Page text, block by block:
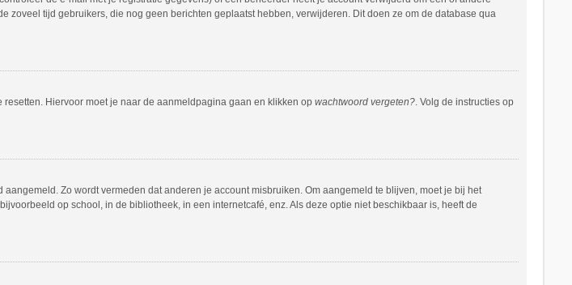
tijd gebruikers, die nog geen berichten geplaatst hebben, verwijderen. Dit doen ze om de database qua
Hiervoor moet je naar de aanmeldpagina gaan en klikken op wachtwoord vergeten?. Volg de instructies op
Zo wordt vermeden dat anderen je account misbruiken. Om aangemeld te blijven, moet je bij het
op school, in de bibliotheek, in een internetcafé, enz. Als deze optie niet beschikbaar is, heeft de